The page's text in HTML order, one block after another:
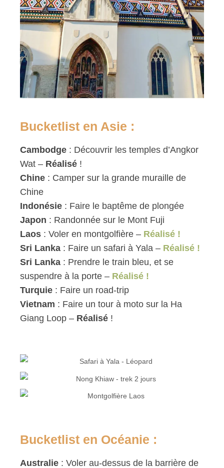
Bucketlist en Asie :
Cambodge : Découvrir les temples d’Angkor
Wat – Réalisé !
Chine : Camper sur la grande muraille de
Chine
Indonésie : Faire le baptême de plongée
Japon : Randonnée sur le Mont Fuji
Laos : Voler en montgolfière – Réalisé !
Sri Lanka : Faire un safari à Yala – Réalisé !
Sri Lanka : Prendre le train bleu, et se
suspendre à la porte – Réalisé !
Turquie : Faire un road-trip
Vietnam : Faire un tour à moto sur la Ha
Giang Loop – Réalisé !
Bucketlist en Océanie :
Australie : Voler au-dessus de la barrière de